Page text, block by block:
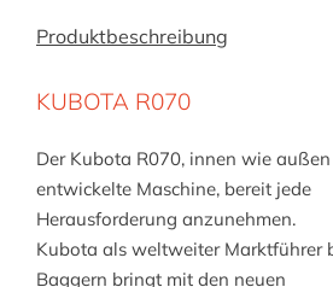
Produktbeschreibung
KUBOTA R070
Der Kubota R070, innen wie
entwickelte Maschine, bereit jede
Herausforderung anzunehmen.
Kubota als weltweiter Marktführer
Baggern bringt mit den neuen